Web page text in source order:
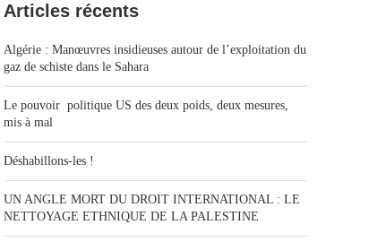
Articles récents
Algérie : Manœuvres insidieuses autour de l’exploitation du
gaz de schiste dans le Sahara
Le pouvoir politique US des deux poids, deux mesures,
mis à mal
Déshabillons-les !
UN ANGLE MORT DU DROIT INTERNATIONAL : LE
NETTOYAGE ETHNIQUE DE LA PALESTINE